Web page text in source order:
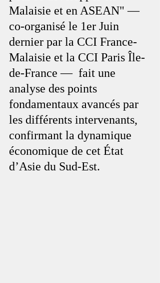
Malaisie et en ASEAN" —
co-organisé le 1er Juin
dernier par la CCI France-
Malaisie et la CCI Paris Île-
de-France —  fait une
analyse des points
fondamentaux avancés par
les différents intervenants,
confirmant la dynamique
économique de cet État
d’Asie du Sud-Est.